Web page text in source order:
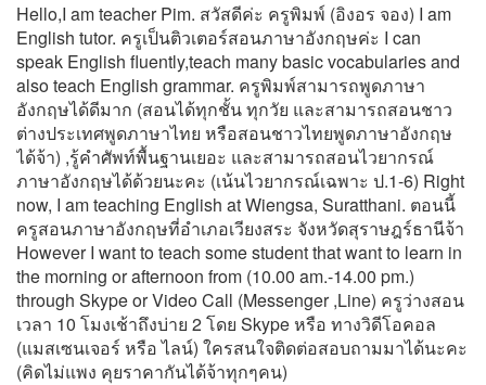
Hello,I am teacher Pim. สวัสดีค่ะ ครูพิมพ์ (อิงอร จอง) I am
English tutor. ครูเป็นติวเตอร์สอนภาษาอังกฤษค่ะ I can
speak English fluently,teach many basic vocabularies and
also teach English grammar. ครูพิมพ์สามารถพูดภาษา
อังกฤษได้ดีมาก (สอนได้ทุกชั้น ทุกวัย และสามารถสอนชาว
ต่างประเทศพูดภาษาไทย หรือสอนชาวไทยพูดภาษาอังกฤษ
ได้จ้า) ,รู้คำศัพท์พื้นฐานเยอะ และสามารถสอนไวยากรณ์
ภาษาอังกฤษได้ด้วยนะคะ (เน้นไวยากรณ์เฉพาะ ป.1-6) Right
now, I am teaching English at Wiengsa, Suratthani. ตอนนี้
ครูสอนภาษาอังกฤษที่อำเภอเวียงสระ จังหวัดสุราษฎร์ธานีจ้า
However I want to teach some student that want to learn in
the morning or afternoon from (10.00 am.-14.00 pm.)
through Skype or Video Call (Messenger ,Line) ครูว่างสอน
เวลา 10 โมงเช้าถึงบ่าย 2 โดย Skype หรือ ทางวิดีโอคอล
(แมสเซนเจอร์ หรือ ไลน์) ใครสนใจติดต่อสอบถามมาได้นะคะ
(คิดไม่แพง คุยราคากันได้จ้าทุกๆคน)